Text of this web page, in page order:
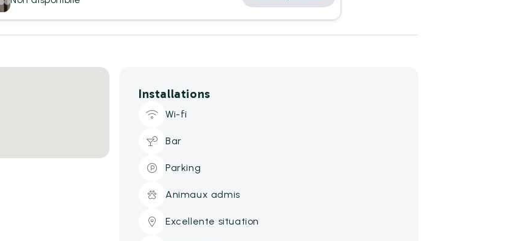
Installations
Wi-fi
Bar
Parking
Animaux admis
Excellente situation